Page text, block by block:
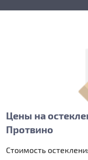
Цены на
Протвино
Стоимость